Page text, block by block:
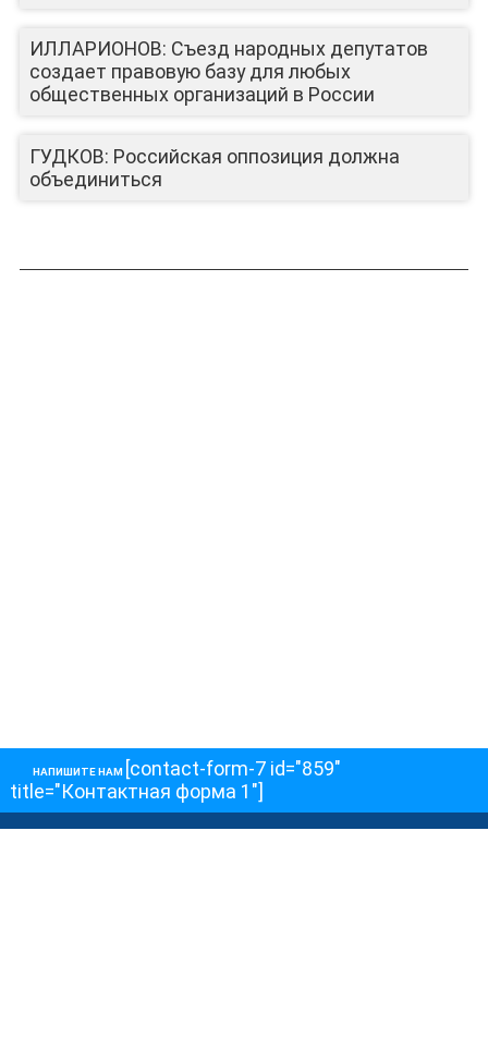
ИЛЛАРИОНОВ: Съезд народных депутатов
создает правовую базу для любых
общественных организаций в России
ГУДКОВ: Российская оппозиция должна
объединиться
НАПИШИТЕ НАМ [contact-form-7 id="859"
title="Контактная форма 1"]